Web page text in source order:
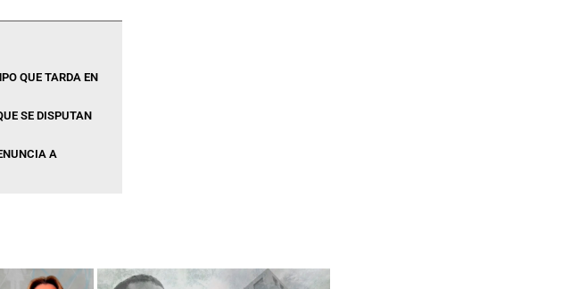
QUE TARDA EN
SE DISPUTAN
A